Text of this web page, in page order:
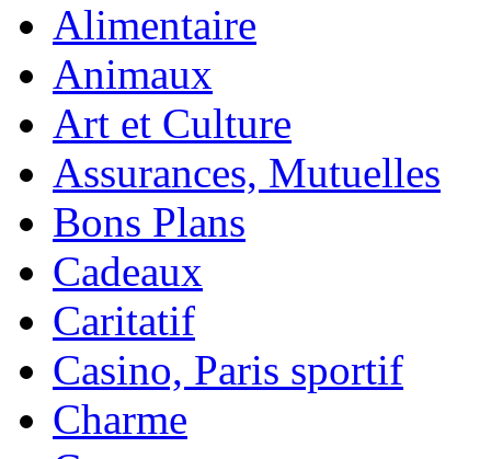
Alimentaire
Animaux
Art et Culture
Assurances, Mutuelles
Bons Plans
Cadeaux
Caritatif
Casino, Paris sportif
Charme